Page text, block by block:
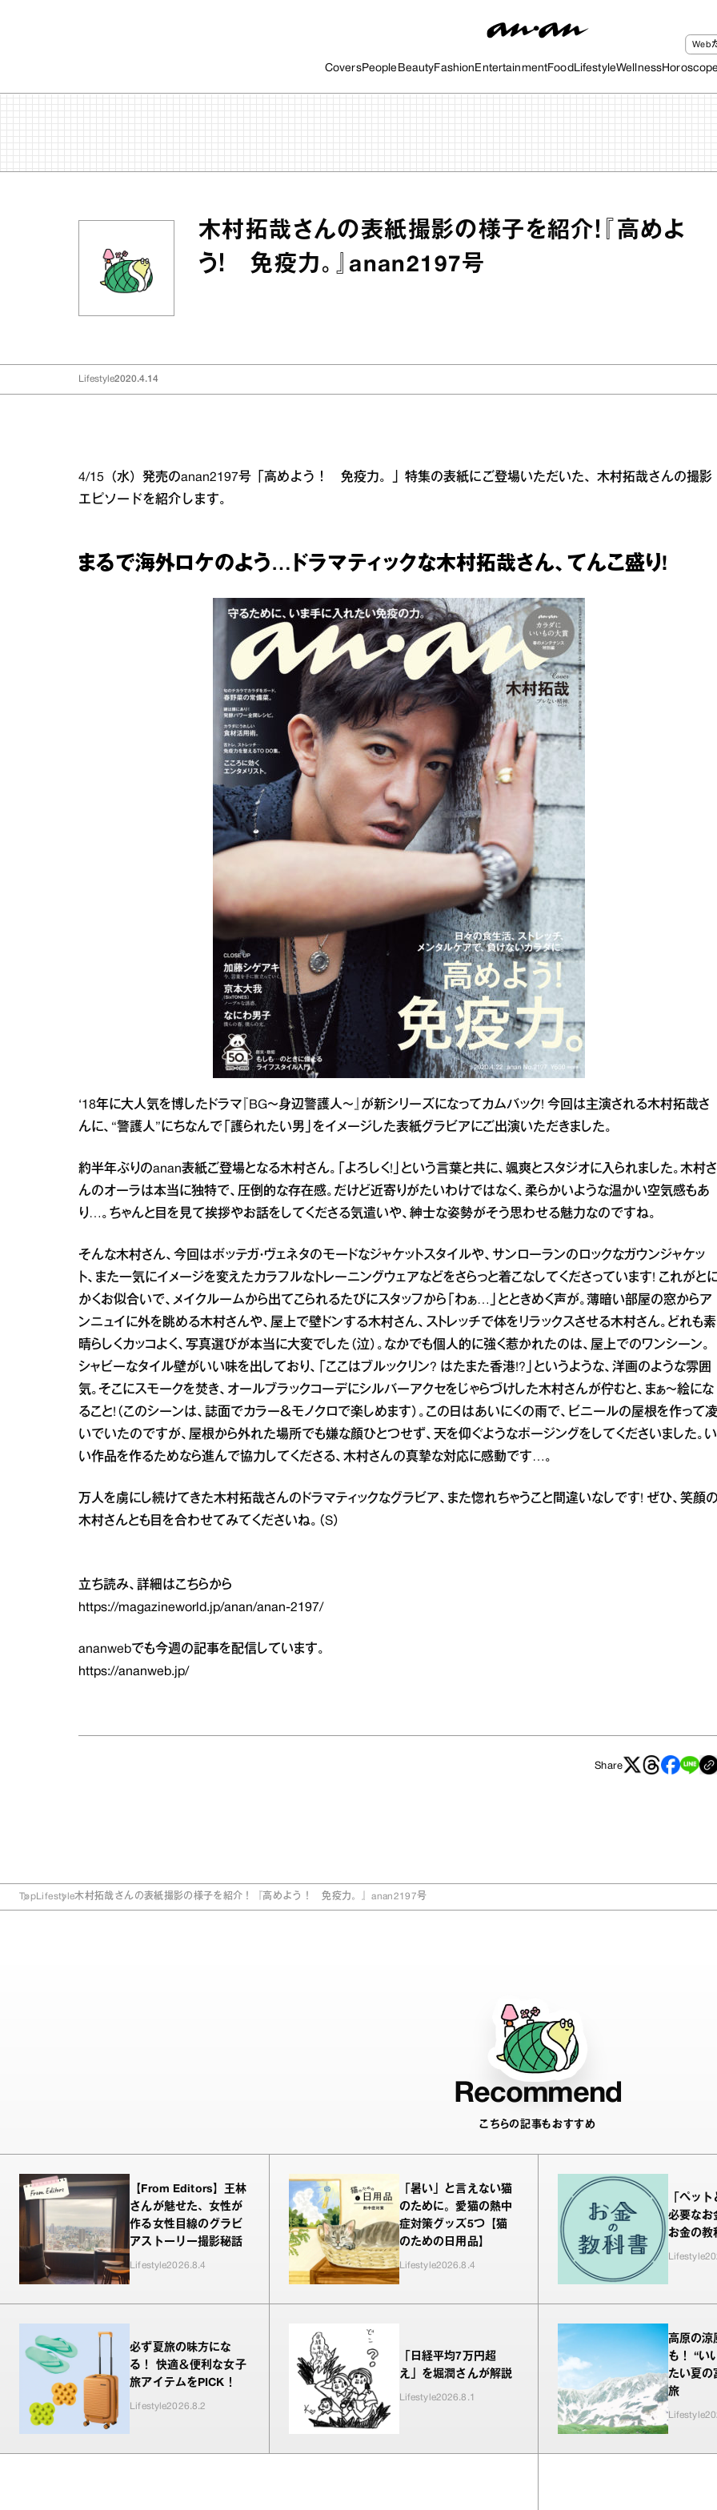
CoversPeople BeautyFashion EntertainmentFood LifestyleWellness
Web
木村拓哉さんの表紙撮影の様子を紹介！『高めよ
う！ 免疫力。』anan2197号
Lifestyle2020.4.14
4/15（水）発売のanan2197号「高めよう！ 免疫力。」特集の表紙にご登場いただいた、木村拓哉さんの撮影
エピソードを紹介します。
まるで海外ロケのよう…ドラマティックな木村拓哉さん、てんこ盛り!
‘18年に大人気を博したドラマ『BG〜身辺警護人〜』が新シリーズになってカムバック! 今回は主演される木村拓哉さ
んに、“警護人”にちなんで「護られたい男」をイメージした表紙グラビアにご出演いただきました。
約半年ぶりのanan表紙ご登場となる木村さん。「よろしく!」という言葉と共に、颯爽とスタジオに入られました。木村さ
んのオーラは本当に独特で、圧倒的な存在感。だけど近寄りがたいわけではなく、柔らかいような温かい空気感もあ
り…。ちゃんと目を見て挨拶やお話をしてくださる気遣いや、紳士な姿勢がそう思わせる魅力なのですね。
そんな木村さん、今回はボッテガ・ヴェネタのモードなジャケットスタイルや、サンローランのロックなガウンジャケッ
ト、また一気にイメージを変えたカラフルなトレーニングウェアなどをさらっと着こなしてくださっています! これがと
かくお似合いで、メイクルームから出てこられるたびにスタッフから「わぁ…」とときめく声が。薄暗い部屋の窓からア
ンニュイに外を眺める木村さんや、屋上で壁ドンする木村さん、ストレッチで体をリラックスさせる木村さん。どれも素
晴らしくカッコよく、写真選びが本当に大変でした（泣）。なかでも個人的に強く惹かれたのは、屋上でのワンシーン。
シャビーなタイル壁がいい味を出しており、「ここはブルックリン? はたまた香港!?」というような、洋画のような雰囲
気。そこにスモークを焚き、オールブラックコーデにシルバーアクセをじゃらづけした木村さんが佇むと、まぁ〜絵にな
ること!（このシーンは、誌面でカラー＆モノクロで楽しめます）。この日はあいにくの雨で、ビニールの屋根を作って凌
いでいたのですが、屋根から外れた場所でも嫌な顔ひとつせず、天を仰ぐようなポージングをしてくださいました。い
い作品を作るためなら進んで協力してくださる、木村さんの真摯な対応に感動です…。
万人を虜にし続けてきた木村拓哉さんのドラマティックなグラビア、また惚れちゃうこと間違いなしです! ぜひ、笑顔
木村さんとも目を合わせてみてくださいね。（S）
立ち読み、詳細はこちらから
https://magazineworld.jp/anan/anan-2197/
ananwebでも今週の記事を配信しています。
https://ananweb.jp/
Share
Top Lifestyle木村拓哉さんの表紙撮影の様子を紹介！『高めよう！ 免疫力。』anan2197号
Recommend
こちらの記事もおすすめ
【From Editors】王林
さんが魅せた、女性が
作る女性目線のグラビ
アストーリー撮影秘話
Lifestyle2026.8.4
「暑い」と言えない猫
のために。愛猫の熱中
症対策グッズ5つ【猫
のための日用品】
Lifestyle2026.8.4
「ペッ
必要なお
お金の教
Lifestyle
必ず夏旅の味方にな
る！ 快適＆便利な女子
旅アイテムをPICK！
Lifestyle2026.8.2
「日経平均7万円超
え」を堀潤さんが解説
Lifestyle2026.8.1
高原の涼
も！ “い
たい夏の
旅
Lifestyle